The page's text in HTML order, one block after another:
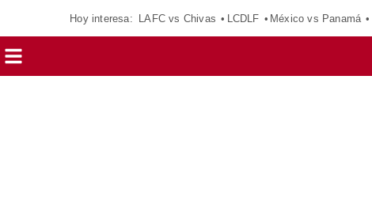
Hoy interesa: LAFC vs Chivas LCDLF México vs Panamá